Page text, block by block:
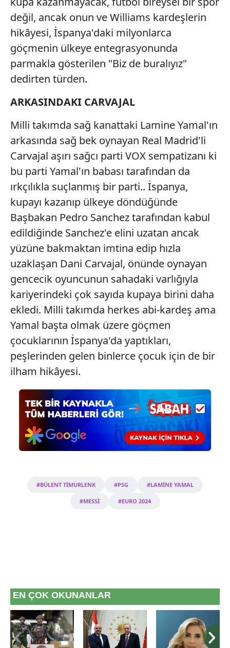
değil, ancak onun ve Williams kardeşlerin
hikâyesi, İspanya'daki milyonlarca
göçmenin ülkeye entegrasyonunda
parmakla gösterilen "Biz de buralıyız"
dedirten türden.
ARKASINDAKI CARVAJAL
Milli takımda sağ kanattaki Lamine Yamal'ın
arkasında sağ bek oynayan Real Madrid'li
Carvajal aşırı sağcı parti VOX sempatizanı ki
bu parti Yamal'ın babası tarafından da
ırkçılıkla suçlanmış bir parti.. İspanya,
kupayı kazanıp ülkeye döndüğünde
Başbakan Pedro Sanchez tarafından kabul
edildiğinde Sanchez'e elini uzatan ancak
yüzüne bakmaktan imtina edip hızla
uzaklaşan Dani Carvajal, önünde oynayan
gencecik oyuncunun sahadaki varlığıyla
kariyerindeki çok sayıda kupaya birini daha
ekledi. Milli takımda herkes abi-kardeş ama
Yamal başta olmak üzere göçmen
çocuklarının İspanya'da yaptıkları,
peşlerinden gelen binlerce çocuk için de bir
ilham hikâyesi.
#BÜLENT TİMURLENK #PSG #LAMİNE YAMAL
#MESSİ #EURO 2024
EN ÇOK OKUNANLAR